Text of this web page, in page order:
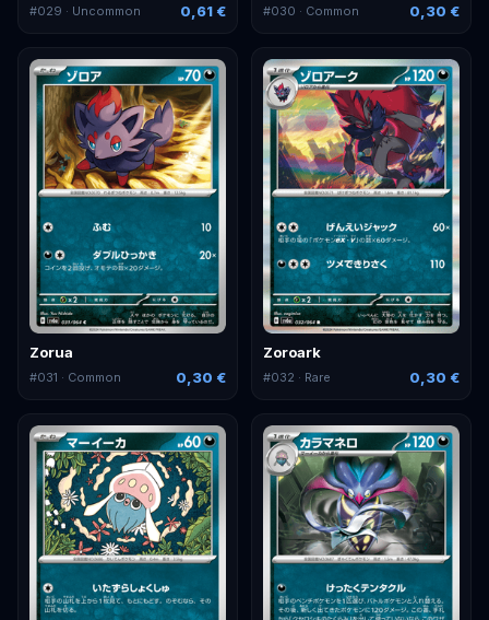
#029 · Uncommon 0,61 € #030 · Common 0,30 €
Zorua
#031 · Common 0,30 €
Zoroark
#032 · Rare 0,30 €